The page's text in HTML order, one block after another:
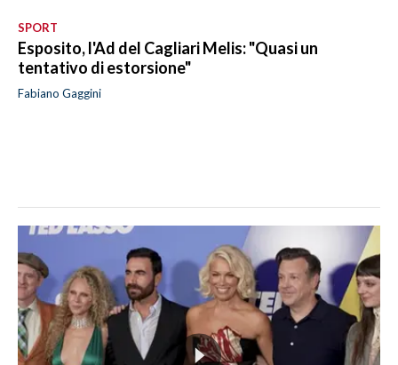
SPORT
Esposito, l'Ad del Cagliari Melis: "Quasi un
tentativo di estorsione"
Fabiano Gaggini